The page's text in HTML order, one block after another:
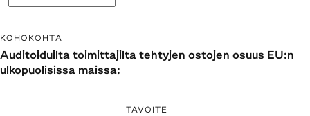
KOHOKOHTA
Auditoiduilta toimittajilta tehtyjen ostojen osuus EU:n
ulkopuolisissa maissa:
TAVOITE